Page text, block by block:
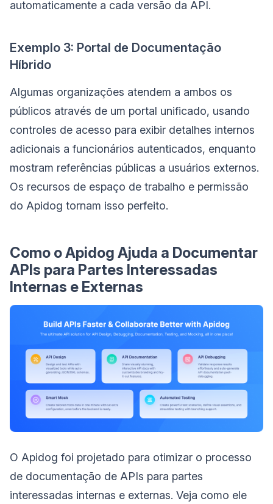
automaticamente a cada versão da API.
Exemplo 3: Portal de Documentação
Híbrido
Algumas organizações atendem a ambos os
públicos através de um portal unificado, usando
controles de acesso para exibir detalhes internos
adicionais a funcionários autenticados, enquanto
mostram referências públicas a usuários externos.
Os recursos de espaço de trabalho e permissão
do Apidog tornam isso perfeito.
Como o Apidog Ajuda a Documentar
APIs para Partes Interessadas
Internas e Externas
O Apidog foi projetado para otimizar o processo
de documentação de APIs para partes
interessadas internas e externas. Veja como ele